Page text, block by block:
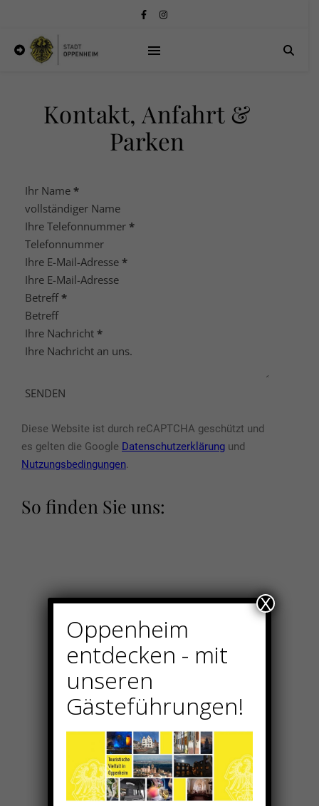
Kontakt, Anfahrt &
Parken
Ihr Name *
Ihre Telefonnummer *
Ihre E-Mail-Adresse *
Betreff *
Ihre Nachricht *
SENDEN
Diese Website ist durch reCAPTCHA geschützt und
es gelten die Google Datenschutzerklärung und
Nutzungsbedingungen
So finden Sie uns:
Oppenheim
entdecken - mit
unseren
Gästeführungen!
X